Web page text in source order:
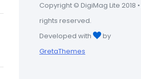
Copyright © DigiMag Lite 2018 •
rights reserved.
Developed with
by
GretaThemes